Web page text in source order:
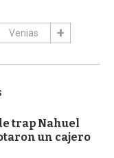
Venias
trap Nahuel
un cajero